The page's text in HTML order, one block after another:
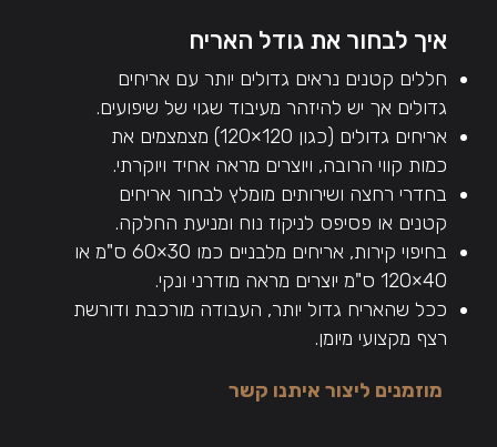
איך לבחור את גודל האריח
חללים קטנים נראים גדולים יותר עם אריחים
גדולים אך יש להיזהר מעיבוד שגוי של שיפועים.
אריחים גדולים (כגון 120×120) מצמצמים את
כמות קווי הרובה, ויוצרים מראה אחיד ויוקרתי.
בחדרי רחצה ושירותים מומלץ לבחור אריחים
קטנים או פסיפס לניקוז נוח ומניעת החלקה.
בחיפוי קירות, אריחים מלבניים כמו 30×60 ס"מ או
40×120 ס"מ יוצרים מראה מודרני ונקי.
ככל שהאריח גדול יותר, העבודה מורכבת ודורשת
רצף מקצועי מיומן.
מוזמנים ליצור איתנו קשר